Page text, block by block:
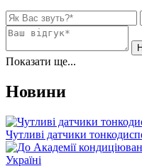
Показати ще...
Новини
Чутливі датчики